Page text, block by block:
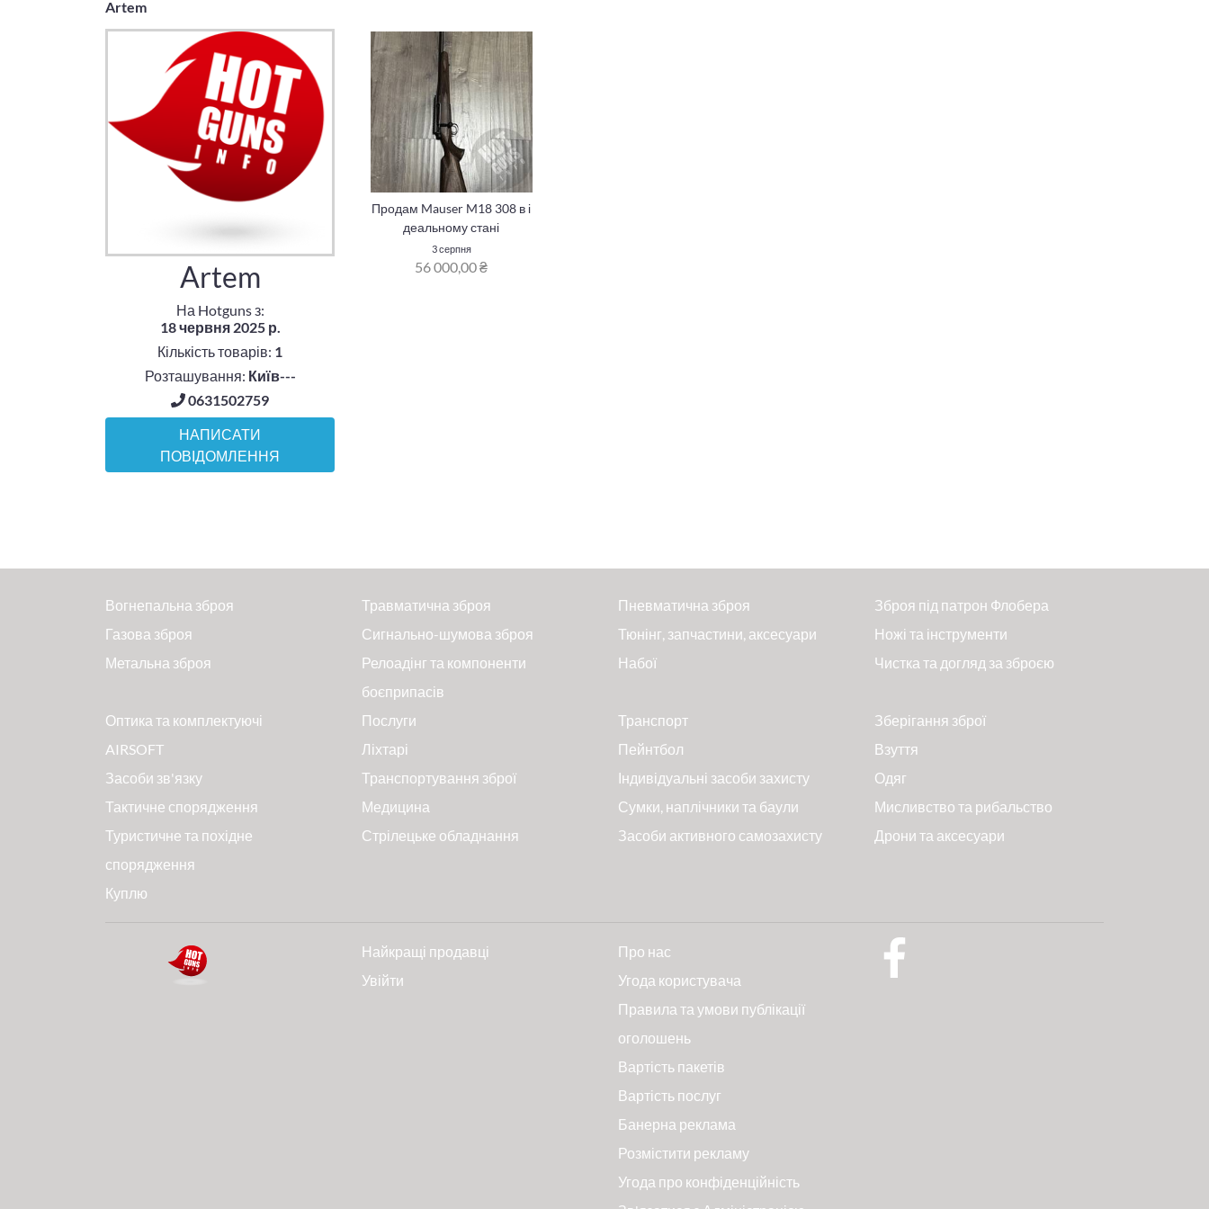
Artem
Artem
На Hotguns з:
18 червня 2025 р.
Кількість товарів: 1
Розташування: Київ---
0631502759
НАПИСАТИ
ПОВІДОМЛЕННЯ
Продам Mauser M18 308 в і
деальному стані
3 серпня
56 000,00 ₴
Вогнепальна зброя Травматична зброя Пневматична зброя
Зброя під патрон Флобера
Газова зброя
Сигнально-шумова зброя Тюнінг, запчастини, аксесуари
Ножі та інструменти
Метальна зброя
Релоадінг та компоненти
боєприпасів
Набої Чистка та догляд за зброєю
Оптика та комплектуючі Послуги Транспорт
Зберігання зброї
AIRSOFT
Ліхтарі Пейнтбол
Взуття
Засоби зв'язку
Транспортування зброї Індивідуальні засоби захисту
Одяг
Тактичне спорядження
Медицина Сумки, наплічники та баули
Мисливство та рибальство
Туристичне та похідне
спорядження
Стрілецьке обладнання Засоби активного самозахисту Дрони та аксесуари
Куплю
Найкращі продавці
Увійти
Про нас
Угода користувача
Правила та умови публікації
оголошень
Вартість пакетів
Вартість послуг
Банерна реклама
Розмістити рекламу
Угода про конфіденційність